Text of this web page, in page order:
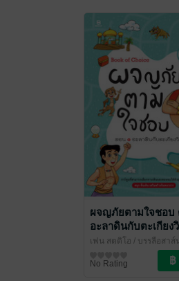
ผจญภัยตามใจชอบ
อะลาดินกับตะเกียง
เฟน สตูดิโอ / บรรลือสาส์
No Rating